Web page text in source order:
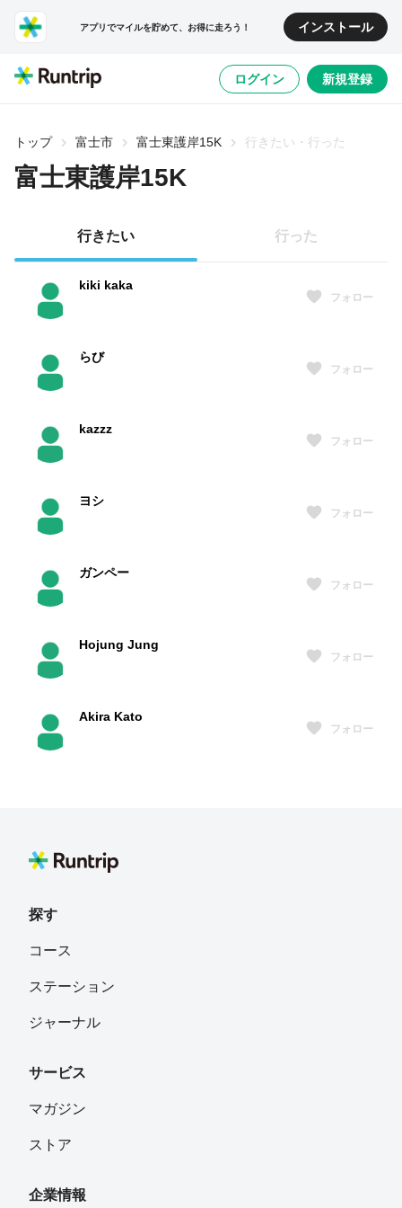
アプリでマイルを貯めて、お得に走ろう！ インストール
ログイン 新規登録
トップ 富士市 富士東護岸15K 行きたい・行った
富士東護岸15K
行きたい 行った
kiki kaka
フォロー
らび
フォロー
kazzz
フォロー
ヨシ
フォロー
ガンペー
フォロー
Hojung Jung
フォロー
Akira Kato
フォロー
ももたろう．
nao
探す
コース
ステーション
ジャーナル
サービス
マガジン
ストア
企業情報